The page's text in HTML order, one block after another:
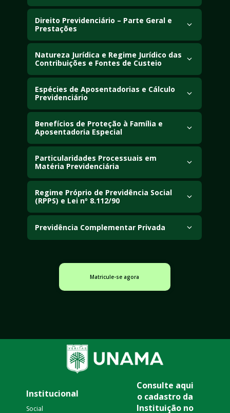
reforma trabalhista no Direito Coletivo do
Trabalho.
Diferença entre empregado e segurado do INSS,
abrangendo trabalhadores avulsos, autônomos e
segurados especiais.
Direito Previdenciário – Parte Geral e
Prestações
Conceitos de Seguridade Social, regimes
previdenciários, vínculo previdenciário e prestações
previdenciárias.
Natureza Jurídica e Regime Jurídico das
Contribuições e Fontes de Custeio
Fontes de custeio da Previdência Social, natureza
jurídica das contribuições e arrecadação
previdenciária.
Espécies de Aposentadorias e Cálculo
Previdenciário
Espécies de aposentadorias no Regime Geral da
Previdência Social, critérios de cálculo e impacto das
reformas previdenciárias.
Benefícios de Proteção à Família e
Aposentadoria Especial
Pensão por morte, auxílio-reclusão, salário-
maternidade e aposentadoria especial para
atividades insalubres.
Particularidades Processuais em
Matéria Previdenciária
Processo administrativo previdenciário, revisões de
benefícios, coisa julgada e ações revisionais
previdenciárias.
Regime Próprio de Previdência Social
(RPPS) e Lei nº 8.112/90
Regime Próprio de Previdência Social (RPPS), regras de
aposentadoria dos servidores públicos e impacto da
Previdência Complementar Privada
contribuição definida e benefício definido.
Matricule-se agora
Social
Institucional
Consulte aqui
o cadastro da
Instituição no